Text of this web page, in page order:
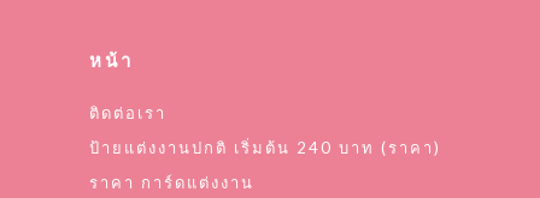
หน้า
ติดต่อเรา
ป้ายแต่งงานปกติ เริ่มต้น 240 บาท (ราคา)
ราคา การ์ดแต่งงาน